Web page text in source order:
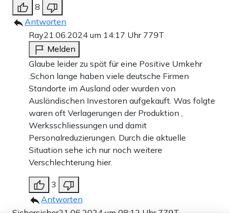
8
Antworten
Ray21.06.2024 um 14:17 Uhr 779T
Melden
Glaube leider zu spät für eine Positive Umkehr
.Schon lange haben viele deutsche Firmen
Standorte im Ausland oder wurden von
Ausländischen Investoren aufgekauft. Was folgte
waren oft Verlagerungen der Produktion ,
Werksschliessungen und damit
Personalreduzierungen. Durch die aktuelle
Situation sehe ich nur noch weitere
Verschlechterung hier.
3
Antworten